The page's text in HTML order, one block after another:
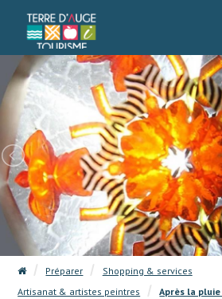
Préparer
Shopping & services
Artisanat & artistes peintres
Après la